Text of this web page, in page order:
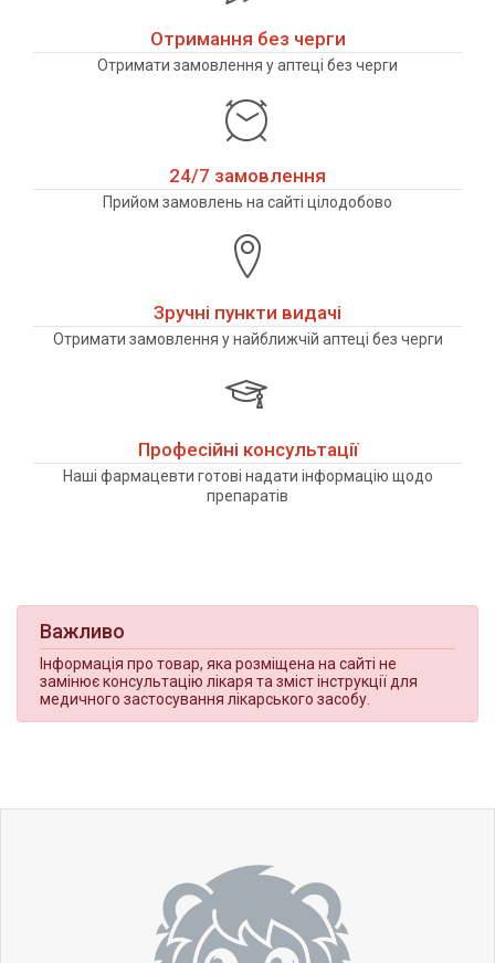
Отримання без черги
Отримати замовлення у аптеці без черги
24/7 замовлення
Прийом замовлень на сайті цілодобово
Зручні пункти видачі
Отримати замовлення у найближчій аптеці без черги
Професійні консультації
Наші фармацевти готові надати інформацію щодо
препаратів
Важливо
Інформація про товар, яка розміщена на сайті не
замінює консультацію лікаря та зміст інструкції для
медичного застосування лікарського засобу.